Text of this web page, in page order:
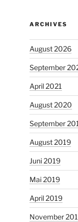
ARCHIVES
August 2026
September
April 2021
August 2020
September
August 2019
Juni 2019
Mai 2019
April 2019
November